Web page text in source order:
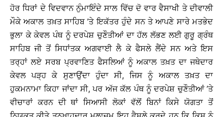
ਹੋਰ ਧਿਰਾਂ ਦੇ ਵਿਦਵਾਨ ਨੁੰਮਾਇੰਦੇ ਸਾਲ ਵਿੱਚ ਦੋ ਵਾਰ ਵੈਸਾਖੀ ਤੇ ਦੀਵਾਲੀ
ਮੌਕੇ ਅਕਾਲ ਤਖ਼ਤ ਸਾਹਿਬ ’ਤੇ ਇਕੱਤਰ ਹੁੰਦੇ ਸਨ ਤੇ ਆਪਣੇ ਸਾਰੇ ਮਤਭੇਦ
ਭੁਲਾ ਕੇ ਕੇਵਲ ਪੰਥ ਨੂੰ ਦਰਪੇਸ਼ ਚੁਣੌਤੀਆਂ ਦਾ ਹੱਲ ਲੱਭਣ ਲਈ ਗੁਰੂ ਗ੍ਰੰਥ
ਸਾਹਿਬ ਜੀ ਤੋਂ ਸਿਧਾਂਤਕ ਅਗਵਾਈ ਲੈ ਕੇ ਫੈਸਲੇ ਲੈਂਦੇ ਸਨ ਅਤੇ ਇਸ
ਤਰ੍ਹਾਂ ਲਏ ਸਰਬ ਪ੍ਰਵਾਣਿਤ ਫੈਸਲਿਆਂ ਨੂੰ ਅਕਾਲ ਤਖ਼ਤ ਦਾ ਜਥੇਦਾਰ
ਕੇਵਲ ਪੜ੍ਹ ਕੇ ਸੁਣਾਉਂਦਾ ਹੁੰਦਾ ਸੀ, ਜਿਸ ਨੂੰ ਅਕਾਲ ਤਖ਼ਤ ਦਾ
ਹੁਕਮਨਾਮਾ ਕਿਹਾ ਜਾਂਦਾ ਸੀ, ਪਰ ਅੱਜ ਕੱਲ ਪੰਥ ਨੂੰ ਦਰਪੇਸ਼ ਚੁਣੌਤੀਆਂ ’ਤੇ
ਵੀਚਾਰਾਂ ਕਰਨ ਦੀ ਥਾਂ ਸਿਆਸੀ ਲੋਕਾਂ ਵੱਲੋਂ ਬਿਨਾਂ ਕਿਸੇ ਯੋਗਤਾ ਤੋਂ